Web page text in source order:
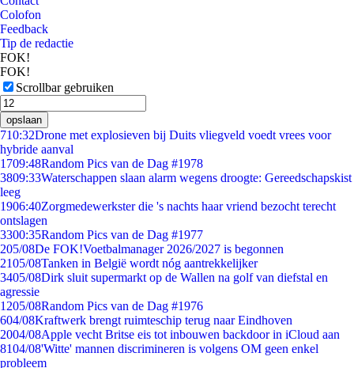
Colofon
Feedback
Tip de redactie
FOK!
FOK!
Scrollbar gebruiken
opslaan
710:32Drone met explosieven bij Duits vliegveld voedt vrees voor
hybride aanval
1709:48Random Pics van de Dag #1978
3809:33Waterschappen slaan alarm wegens droogte: Gereedschapskist
leeg
1906:40Zorgmedewerkster die 's nachts haar vriend bezocht terecht
ontslagen
3300:35Random Pics van de Dag #1977
205/08De FOK!Voetbalmanager 2026/2027 is begonnen
2105/08Tanken in België wordt nóg aantrekkelijker
3405/08Dirk sluit supermarkt op de Wallen na golf van diefstal en
agressie
1205/08Random Pics van de Dag #1976
604/08Kraftwerk brengt ruimteschip terug naar Eindhoven
2004/08Apple vecht Britse eis tot inbouwen backdoor in iCloud aan
8104/08'Witte' mannen discrimineren is volgens OM geen enkel
probleem